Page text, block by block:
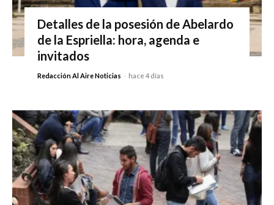
Detalles de la posesión de Abelardo
de la Espriella: hora, agenda e
invitados
Redacción Al Aire Noticias - hace 4 días